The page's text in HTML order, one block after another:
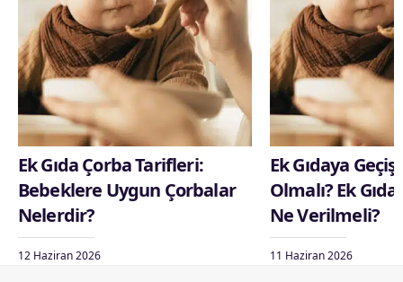
Ek Gıda Çorba Tarifleri:
Bebeklere Uygun Çorbalar
Nelerdir?
12 Haziran 2026
Ek Gıdaya Geçiş
Olmalı? Ek
Ne Verilmeli?
11 Haziran 2026